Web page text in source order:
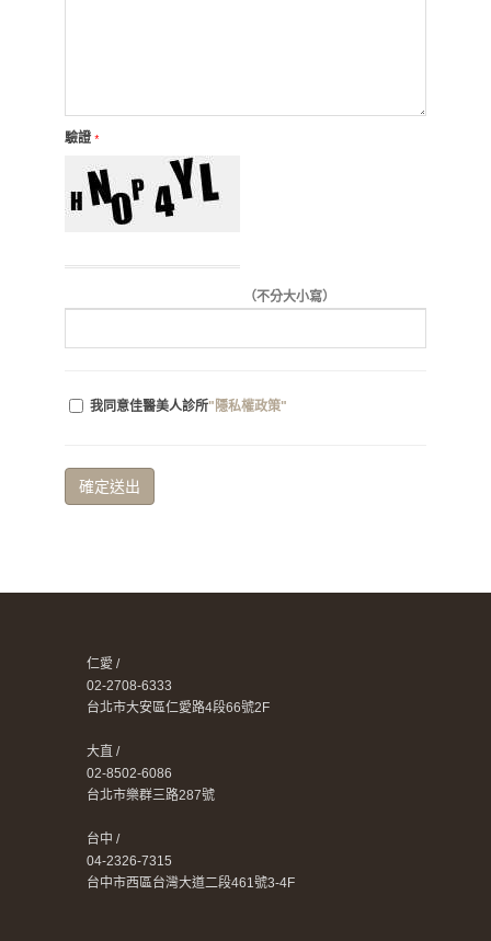
驗證 *
（不分大小寫）
我同意佳醫美人診所"隱私權政策"
確定送出
仁愛 /
02-2708-6333
台北市大安區仁愛路4段66號2F
大直 /
02-8502-6086
台北市樂群三路287號
台中 /
04-2326-7315
台中市西區台灣大道二段461號3-4F